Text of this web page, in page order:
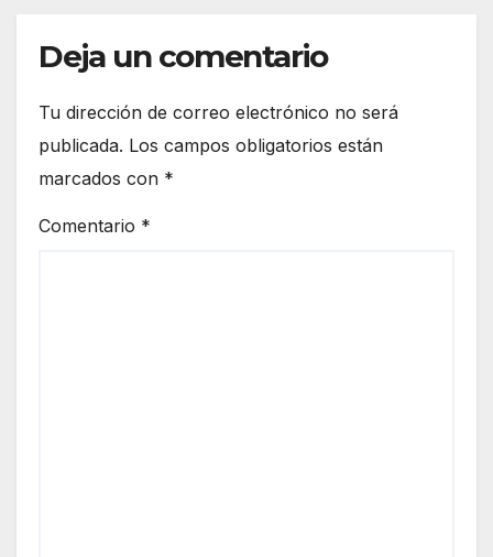
Deja un comentario
Tu dirección de correo electrónico no será
publicada. Los campos obligatorios están
marcados con *
Comentario *